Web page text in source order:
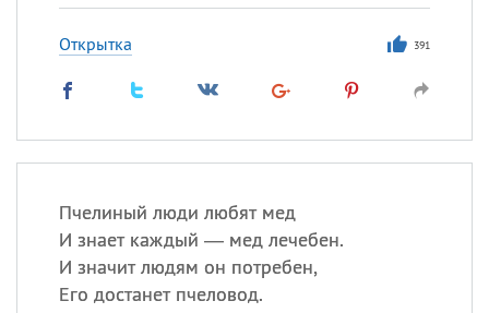
Открытка 391
Пчелиный люди любят мед
И знает каждый — мед лечебен.
И значит людям он потребен,
Его достанет пчеловод.